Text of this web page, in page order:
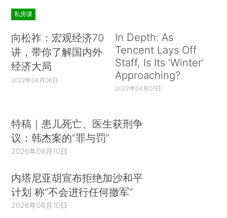
私房课
向松祚：宏观经济70
讲，带你了解国内外
经济大局
2022年04月06日
In Depth: As
Tencent Lays Off
Staff, Is Its ‘Winter’
Approaching?
2022年04月01日
特稿｜患儿死亡、医生获刑争
议：韩杰案的“罪与罚”
2026年08月10日
内塔尼亚胡宣布拒绝加沙和平
计划 称“不会进行任何撤军”
2026年08月10日